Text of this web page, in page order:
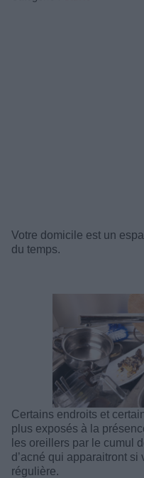
Votre domicile est un
du temps.
Certains endroits et
plus exposés à la
les oreillers par le cumul
d’acné qui apparaitront
régulière.